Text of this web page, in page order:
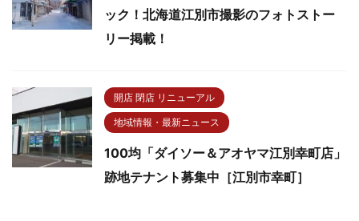
ック！北海道江別市撮影のフォトストー
リー掲載！
開店 閉店 リニューアル
地域情報・最新ニュース
100均「ダイソー＆アオヤマ江別幸町店」
跡地テナント募集中［江別市幸町］